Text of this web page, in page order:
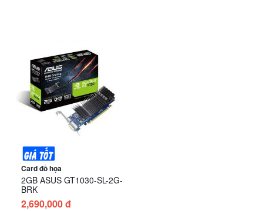
Card đồ họa
2GB ASUS GT1030-SL-2G-
BRK
2,690,000 đ